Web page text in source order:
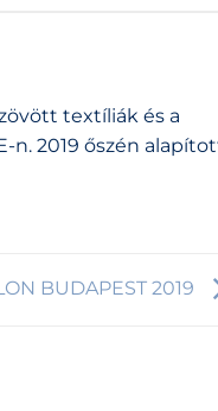
textíliák és a
2019 őszén
BUDAPEST 2019